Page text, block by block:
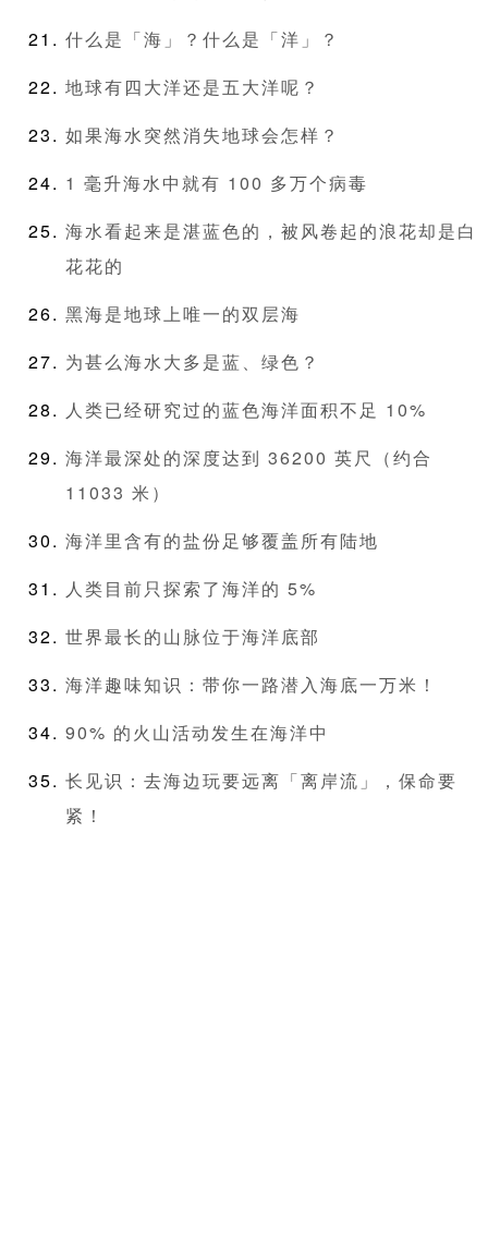
什么是「海」？什么是「洋」？
地球有四大洋还是五大洋呢？
如果海水突然消失地球会怎样？
1 毫升海水中就有 100 多万个病毒
海水看起来是湛蓝色的，被风卷起的浪花却是白
花花的
黑海是地球上唯一的双层海
为甚么海水大多是蓝、绿色？
人类已经研究过的蓝色海洋面积不足 10%
海洋最深处的深度达到 36200 英尺（约合
11033 米）
海洋里含有的盐份足够覆盖所有陆地
人类目前只探索了海洋的 5%
世界最长的山脉位于海洋底部
海洋趣味知识：带你一路潜入海底一万米！
90% 的火山活动发生在海洋中
长见识：去海边玩要远离「离岸流」，保命要
紧！